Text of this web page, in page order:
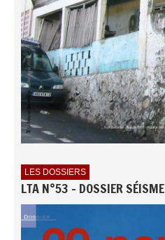
LES DOSSIERS
LTA N°53 - DOSSIER SÉISME